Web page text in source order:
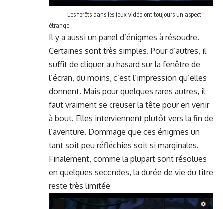
Les forêts dans les jeux vidéo ont tou­jours un aspect
étrange.
Il y a aus­si un pan­el d’énigmes à résoudre.
Cer­taines sont très sim­ples. Pour d’autres, il
suf­fit de cli­quer au hasard sur la fenêtre de
l’écran, du moins, c’est l’im­pres­sion qu’elles
don­nent. Mais pour quelques rares autres, il
faut vrai­ment se creuser la tête pour en venir
à bout. Elles inter­vi­en­nent plutôt vers la fin de
l’aven­ture. Dom­mage que ces énigmes un
tant soit peu réfléchies soit si marginales.
Finale­ment, comme la plu­part sont résolues
en quelques sec­on­des, la durée de vie du titre
reste très limitée.